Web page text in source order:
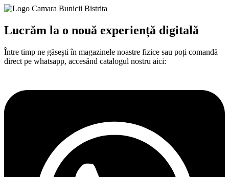
Lucrăm la o nouă experiență digitală​
Între timp ne găsești în magazinele noastre fizice sau poți comandă
direct pe whatsapp, accesând catalogul nostru aici: